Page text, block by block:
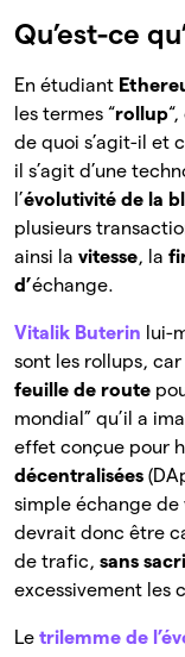
Qu’est-ce
En étudiant
les termes “rollup
de quoi s’agit-il et
il s’agit d’une
l’évolutivité de la
plusieurs
ainsi la vitesse, la
d’échange.
Vitalik Buterin lui-
sont les rollups,
feuille de route
mondial” qu’il a
effet conçue pour
décentralisées
simple échange de
devrait donc être
de trafic, sans
excessivement les
Le trilemme de